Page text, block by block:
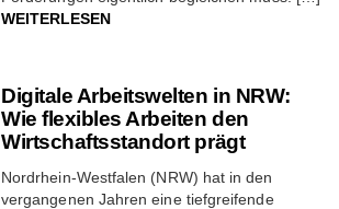
WEITERLESEN
Digitale Arbeitswelten in NRW:
Wie flexibles Arbeiten den
Wirtschaftsstandort prägt
Nordrhein-Westfalen (NRW) hat in den
vergangenen Jahren eine tiefgreifende